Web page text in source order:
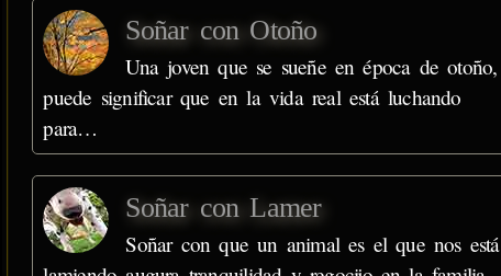
Soñar con Otoño
Una joven que se sueñe en época de otoño,
puede significar que en la vida real está luchando
para…
Soñar con Lamer
Soñar con que un animal es el que nos está